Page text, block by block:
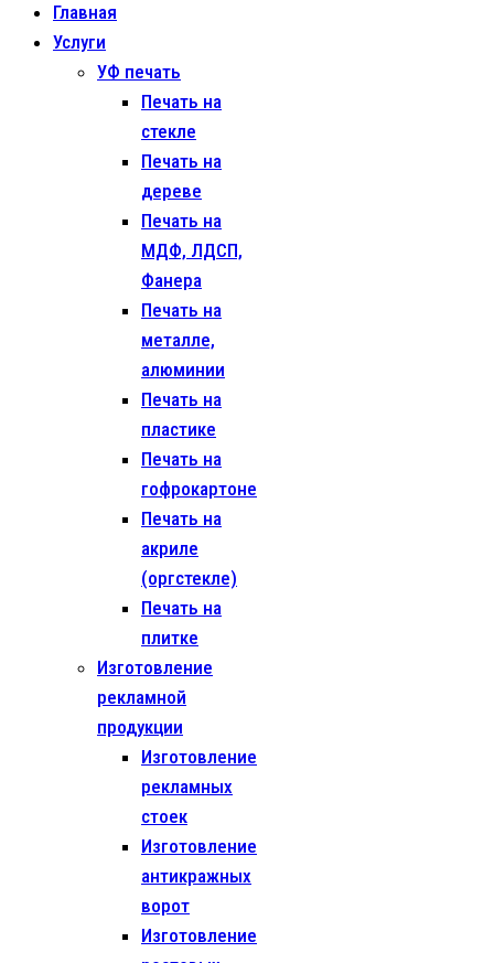
Главная
Услуги
УФ печать
Печать на
стекле
Печать на
дереве
Печать на
МДФ, ЛДСП,
Фанера
Печать на
металле,
алюминии
Печать на
пластике
Печать на
гофрокартоне
Печать на
акриле
(оргстекле)
Печать на
плитке
Изготовление
рекламной
продукции
Изготовление
рекламных
стоек
Изготовление
антикражных
ворот
Изготовление